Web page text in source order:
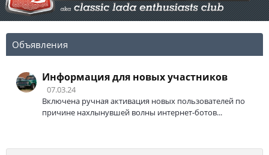
Объявления
Информация для новых участников
07.03.24
Включена ручная активация новых пользователей по
причине нахлынувшей волны интернет-ботов...